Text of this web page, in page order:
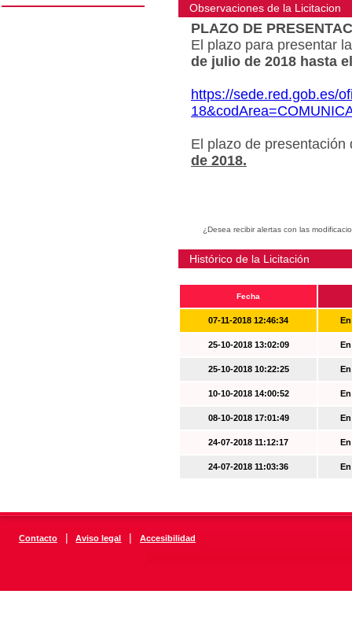
Observaciones de la Licitacion
PLAZO DE
El plazo para presentar
de julio de 2018 hasta
https://sede.red.gob.es/
El plazo de
de 2018.
¿Desea recibir alertas con las
Histórico de la Licitación
Fecha
07-11-2018 12:46:34
25-10-2018 13:02:09
25-10-2018 10:22:25
10-10-2018 14:00:52
08-10-2018 17:01:49
24-07-2018 11:12:17
24-07-2018 11:03:36
Contacto | Aviso legal | Accesibilidad